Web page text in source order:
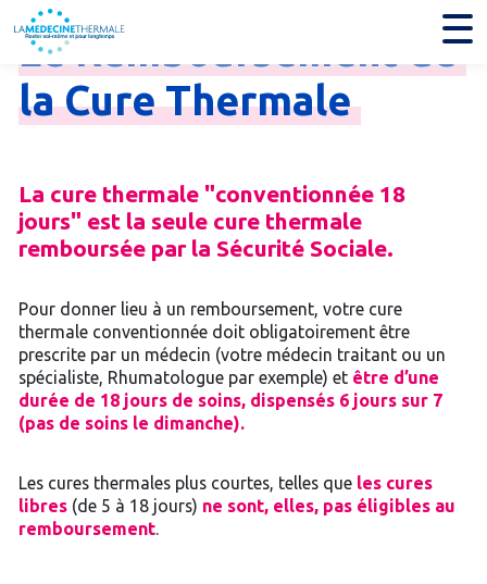
LeRemboursement
de
laCureThermale
La cure thermale "conventionnée 18
jours" est la seule cure thermale
remboursée par la Sécurité Sociale.
Pour donner lieu à un remboursement, votre cure
thermale conventionnée doit obligatoirement être
prescrite par un médecin (votre médecin traitant ou un
spécialiste, Rhumatologue par exemple) et être d’une
durée de 18 jours de soins, dispensés 6 jours sur 7
(pas de soins le dimanche).
Les cures thermales plus courtes, telles que les cures
libres(de 5 à 18 jours) ne sont, elles, pas éligibles au
remboursement.